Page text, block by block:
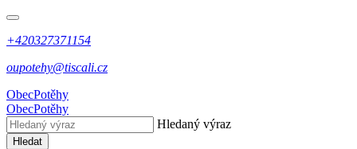
+420327371154
oupotehy@tiscali.cz
ObecPotěhy
ObecPotěhy
Hledaný výraz
Hledat